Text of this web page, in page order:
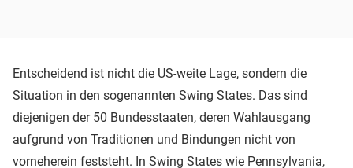
Entscheidend ist nicht die US-weite Lage, sondern die
Situation in den sogenannten Swing States. Das sind
diejenigen der 50 Bundesstaaten, deren Wahlausgang
aufgrund von Traditionen und Bindungen nicht von
vorneherein feststeht. In Swing States wie Pennsylvania,